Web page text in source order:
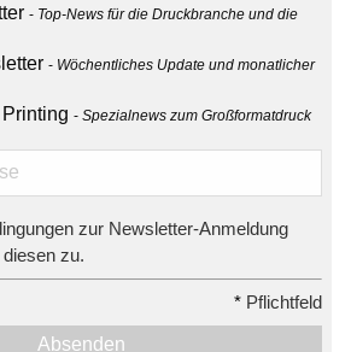
Top-News für die Druckbranche und die
Wöchentliches Update und monatlicher
Spezialnews zum Großformatdruck
zur Newsletter-Anmeldung
zu.
* Pflichtfeld
Absenden